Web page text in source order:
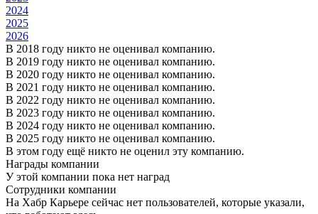
2024
2025
2026
В 2018 году никто не оценивал компанию.
В 2019 году никто не оценивал компанию.
В 2020 году никто не оценивал компанию.
В 2021 году никто не оценивал компанию.
В 2022 году никто не оценивал компанию.
В 2023 году никто не оценивал компанию.
В 2024 году никто не оценивал компанию.
В 2025 году никто не оценивал компанию.
В этом году ещё никто не оценил эту компанию.
Награды компании
У этой компании пока нет наград
Сотрудники компании
На Хабр Карьере сейчас нет пользователей, которые указали,